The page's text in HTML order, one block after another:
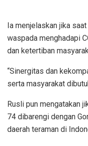
Ia menjelaskan jika
waspada menghadapi
dan ketertiban
“Sinergitas dan
serta masyarakat
Rusli pun mengatakan
74 dibarengi dengan
daerah teraman di